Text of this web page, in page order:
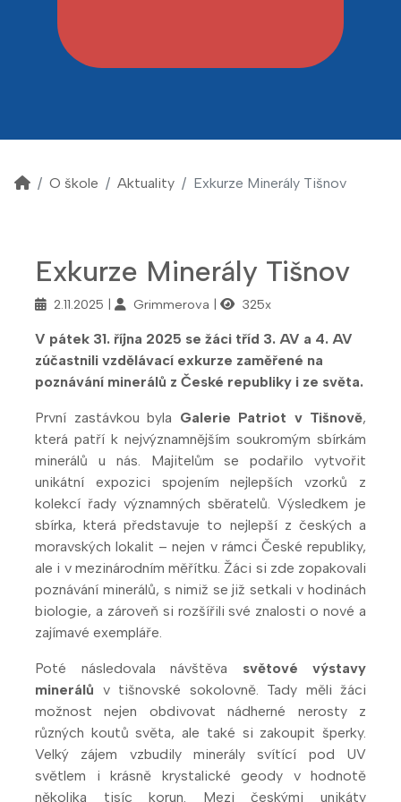
O škole Aktuality Exkurze Minerály Tišnov
Exkurze Minerály Tišnov
2.11.2025 Grimmerova 325x
V pátek 31. října 2025 se žáci tříd 3. AV a 4. AV
zúčastnili vzdělávací exkurze zaměřené na
poznávání minerálů z České republiky i ze světa.
První zastávkou byla Galerie Patriot v Tišnově,
která patří k nejvýznamnějším soukromým sbírkám
minerálů u nás. Majitelům se podařilo vytvořit
unikátní expozici spojením nejlepších vzorků z
kolekcí řady významných sběratelů. Výsledkem je
sbírka, která představuje to nejlepší z českých a
moravských lokalit – nejen v rámci České republiky,
ale i v mezinárodním měřítku. Žáci si zde zopakovali
poznávání minerálů, s nimiž se již setkali v hodinách
biologie, a zároveň si rozšířili své znalosti o nové a
zajímavé exempláře.
Poté následovala návštěva světové výstavy
minerálů v tišnovské sokolovně. Tady měli žáci
možnost nejen obdivovat nádherné nerosty z
různých koutů světa, ale také si zakoupit šperky.
Velký zájem vzbudily minerály svítící pod UV
světlem i krásně krystalické geody v hodnotě
několika tisíc korun. Mezi českými unikáty